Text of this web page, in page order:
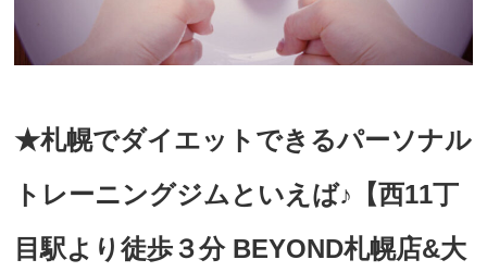
★札幌でダイエットできるパーソナル
トレーニングジムといえば♪【西11丁
目駅より徒歩３分 BEYOND札幌店&大